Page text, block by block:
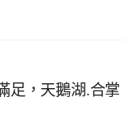
足，天鵝湖.合掌